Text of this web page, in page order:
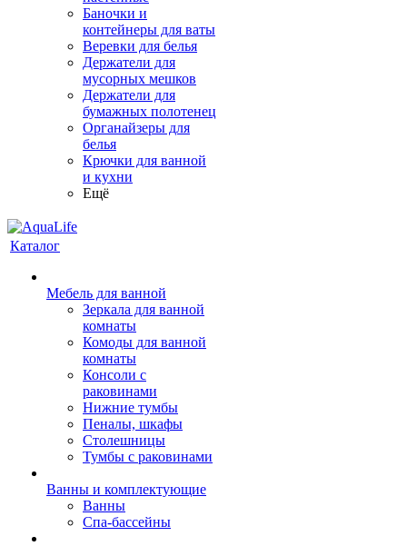
Баночки и
контейнеры для ваты
Веревки для белья
Держатели для
мусорных мешков
Держатели для
бумажных полотенец
Органайзеры для
белья
Крючки для ванной
и кухни
Ещё
Каталог
Мебель для ванной
Зеркала для ванной
комнаты
Комоды для ванной
комнаты
Консоли с
раковинами
Нижние тумбы
Пеналы, шкафы
Столешницы
Тумбы с раковинами
Ванны и комплектующие
Ванны
Спа-бассейны